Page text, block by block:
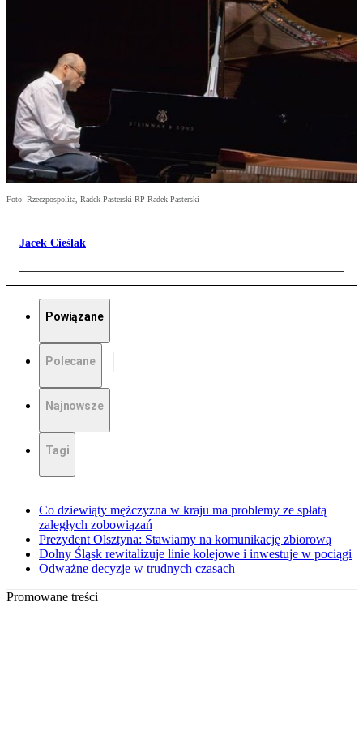
Foto: Rzeczpospolita, Radek Pasterski RP Radek Pasterski
Jacek Cieślak
Powiązane
Polecane
Najnowsze
Tagi
Co dziewiąty mężczyzna w kraju ma problemy ze spłatą
zaległych zobowiązań
Prezydent Olsztyna: Stawiamy na komunikację zbiorową
Dolny Śląsk rewitalizuje linie kolejowe i inwestuje w pociągi
Odważne decyzje w trudnych czasach
Promowane treści